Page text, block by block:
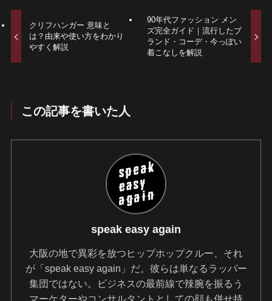
クリフハンガー 意味と
は？由来や使い方をわかり
やすく解説
90年代ファッション メン
ズ完全ガイド｜流行したブ
ランド・コーデ・今っぽい
着こなしを解説
この記事を書いた人
speak easy again
大阪の地で異彩を放つヒップホップクルー、それ
が「speak easy again」だ。彼らは単なるラッパー
集団ではない。ビジネスの最前線で辣腕を振るう
マーケターやコンサルタントとしての顔も併せ持